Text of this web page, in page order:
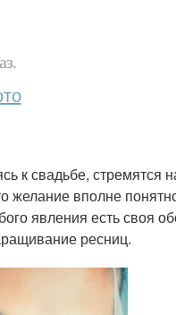
к свадьбе, стремятся
желание вполне
явления есть своя
ресниц.